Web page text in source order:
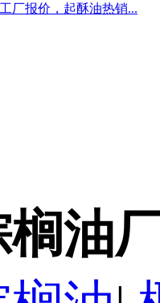
厂报价，起酥油热销...
油